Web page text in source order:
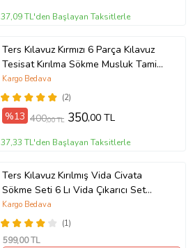
37,09 TL'den Başlayan Taksitlerle
Ters Kılavuz Kırmızı 6 Parça Kılavuz
Tesisat Kırılma Sökme Musluk Tamir
Seti Kırık Vida Sökme Seti
(2)
Kargo Bedava
%13 400,00 TL 350,00 TL
37,33 TL'den Başlayan Taksitlerle
Ters Kılavuz Kırılmış Vida Civata
Sökme Seti 6 Lı Vida Çıkarıcı Set
Ters Klavuz
(1)
Kargo Bedava
599,00 TL